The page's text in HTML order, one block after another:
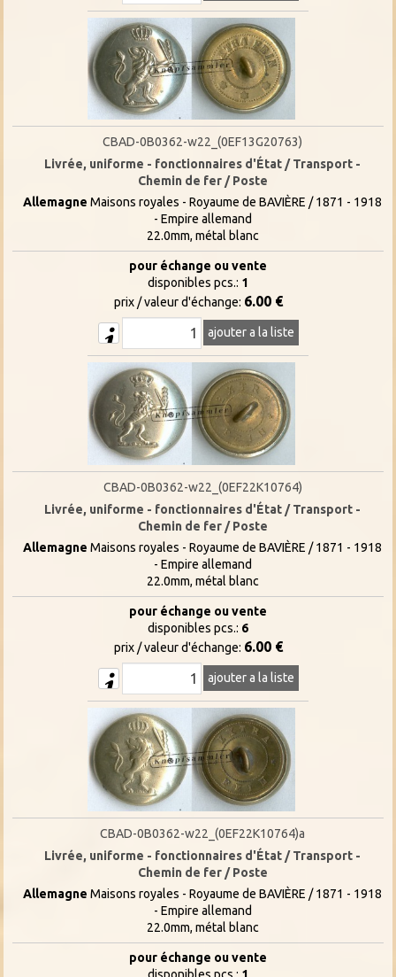
CBAD-0B0362-w22_(0EF13G20763)
Livrée, uniforme - fonctionnaires d'État / Transport -
Chemin de fer / Poste
Allemagne Maisons royales - Royaume de BAVIÈRE / 1871 - 1918
- Empire allemand
22.0mm, métal blanc
pour échange ou vente
disponibles pcs.: 1
prix / valeur d'échange: 6.00 €
ajouter a la liste
CBAD-0B0362-w22_(0EF22K10764)
Livrée, uniforme - fonctionnaires d'État / Transport -
Chemin de fer / Poste
Allemagne Maisons royales - Royaume de BAVIÈRE / 1871 - 1918
- Empire allemand
22.0mm, métal blanc
pour échange ou vente
disponibles pcs.: 6
prix / valeur d'échange: 6.00 €
ajouter a la liste
CBAD-0B0362-w22_(0EF22K10764)a
Livrée, uniforme - fonctionnaires d'État / Transport -
Chemin de fer / Poste
Allemagne Maisons royales - Royaume de BAVIÈRE / 1871 - 1918
- Empire allemand
22.0mm, métal blanc
pour échange ou vente
disponibles pcs.: 1